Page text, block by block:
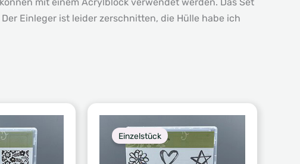
Einleger ist leider zerschnitten, die Hülle habe ich
Einzelstück